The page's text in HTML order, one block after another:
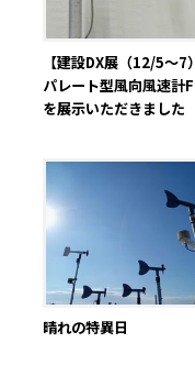
【建設DX展（12/5～7
パレート型風向風速計
を展示いただきました
晴れの特異日